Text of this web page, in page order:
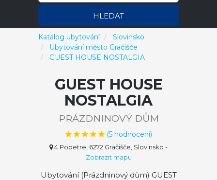
HLEDAT
Katalog ubytování
Slovinsko
Ubytování město Gračišče
GUEST HOUSE NOSTALGIA
GUEST HOUSE
NOSTALGIA
PRÁZDNINOVÝ DŮM
(5hodnocení)
4 Popetre, 6272 Gračišče, Slovinsko -
Zobrazit mapu
Ubytování (Prázdninový dům) GUEST